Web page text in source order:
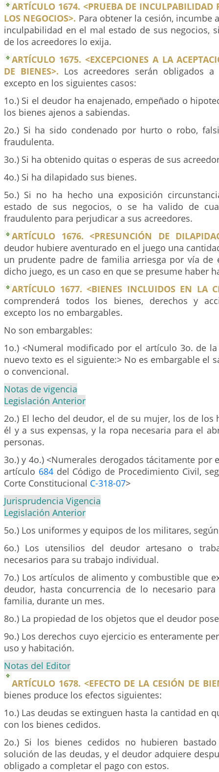
ARTÍCULO 1674. <PRUEBA DE INCULPABILIDAD
LOS NEGOCIOS>. Para obtener la cesión, incumbe
inculpabilidad en el mal estado de sus negocios,
de los acreedores lo exija.
ARTÍCULO 1675. <EXCEPCIONES A LA
DE BIENES>. Los acreedores serán obligados
excepto en los siguientes casos:
1o.) Si el deudor ha enajenado, empeñado o
los bienes ajenos a sabiendas.
2o.) Si ha sido condenado por hurto o robo,
fraudulenta.
3o.) Si ha obtenido quitas o esperas de sus
4o.) Si ha dilapidado sus bienes.
5o.) Si no ha hecho una exposición
estado de sus negocios, o se ha valido de
fraudulento para perjudicar a sus acreedores.
ARTÍCULO 1676. <PRESUNCIÓN DE
deudor hubiere aventurado en el juego una
un prudente padre de familia arriesga por vía de
dicho juego, es un caso en que se presume haber
ARTÍCULO 1677. <BIENES INCLUIDOS EN LA
comprenderá todos los bienes, derechos y
excepto los no embargables.
No son embargables:
1o.) <Numeral modificado por el artículo 3o. de la
nuevo texto es el siguiente:> No es embargable el
o convencional.
Notas de vigencia
Legislación Anterior
2o.) El lecho del deudor, el de su mujer, los de los
él y a sus expensas, y la ropa necesaria para el
personas.
3o.) y 4o.) <Numerales derogados tácitamente por
artículo 684del Código de Procedimiento Civil,
Corte Constitucional C-318-07>
Jurisprudencia Vigencia
Legislación Anterior
5o.) Los uniformes y equipos de los militares,
6o.) Los utensilios del deudor artesano o
necesarios para su trabajo individual.
7o.) Los artículos de alimento y combustible que
deudor, hasta concurrencia de lo necesario
familia, durante un mes.
8o.) La propiedad de los objetos que el deudor
9o.) Los derechos cuyo ejercicio es enteramente
uso y habitación.
Notas del Editor
ARTÍCULO 1678. <EFECTO DE LA CESIÓN DE
bienes produce los efectos siguientes:
1o.) Las deudas se extinguen hasta la cantidad en
con los bienes cedidos.
2o.) Si los bienes cedidos no hubieren
solución de las deudas, y el deudor adquiere
obligado a completar el pago con estos.